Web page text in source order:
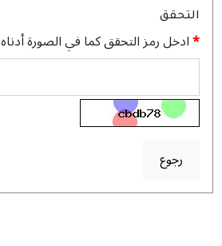
التحقق
ادخل رمز التحقق كما في الصورة أدناه
رجوع